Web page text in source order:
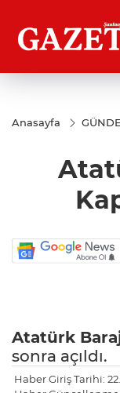
Anasayfa
Atatürk
sonra açıldı.
Haber Giriş Tarihi: